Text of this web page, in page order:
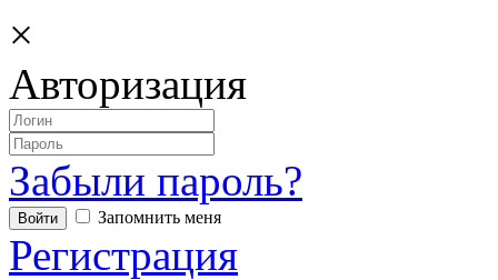
×
Авторизация
Забыли пароль?
Запомнить меня
Регистрация